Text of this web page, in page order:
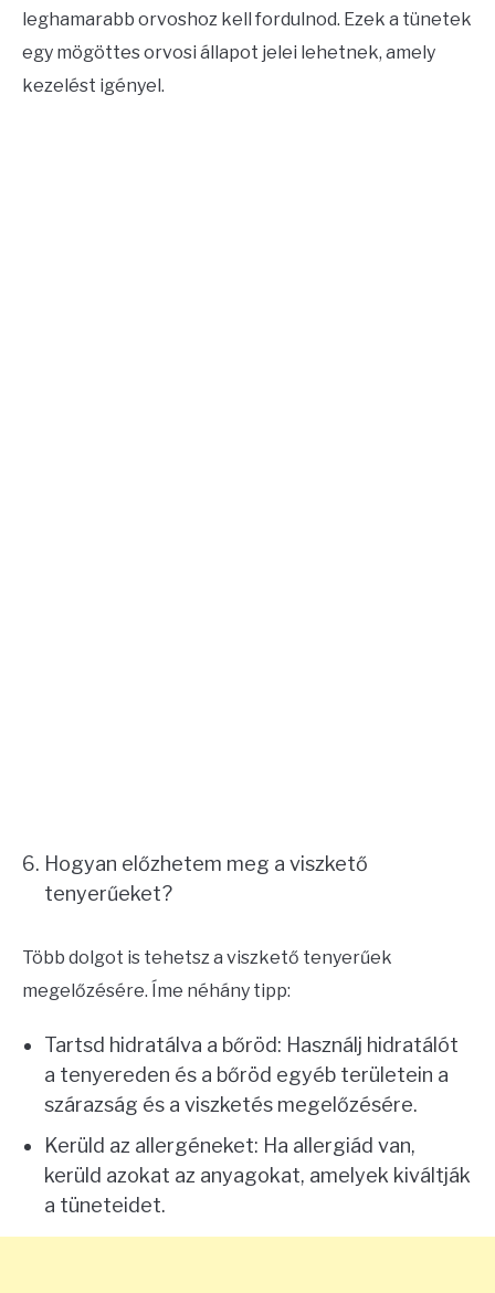
leghamarabb orvoshoz kell fordulnod. Ezek a tünetek
egy mögöttes orvosi állapot jelei lehetnek, amely
kezelést igényel.
Hogyan előzhetem meg a viszkető
tenyerűeket?
Több dolgot is tehetsz a viszkető tenyerűek
megelőzésére. Íme néhány tipp:
Tartsd hidratálva a bőröd: Használj hidratálót
a tenyereden és a bőröd egyéb területein a
szárazság és a viszketés megelőzésére.
Kerüld az allergéneket: Ha allergiád van,
kerüld azokat az anyagokat, amelyek kiváltják
a tüneteidet.